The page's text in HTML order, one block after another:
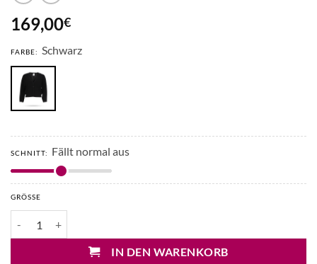
169,00€
FARBE: Schwarz
SCHNITT: Fällt normal aus
GRÖSSE
IN DEN WARENKORB